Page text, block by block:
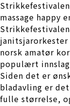
massage happy
janitsjarorkester
norsk amatør
populært innslag
Siden det er
bladavling er
fulle størrelse,